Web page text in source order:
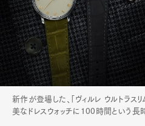
新作が登場した、「ヴィルレ ウルトラスリ
美なドレスウォッチに100時間という長